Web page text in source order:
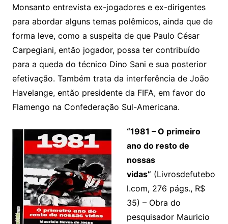
Monsanto entrevista ex-jogadores e ex-dirigentes
para abordar alguns temas polêmicos, ainda que de
forma leve, como a suspeita de que Paulo César
Carpegiani, então jogador, possa ter contribuído
para a queda do técnico Dino Sani e sua posterior
efetivação. Também trata da interferência de João
Havelange, então presidente da FIFA, em favor do
Flamengo na Confederação Sul-Americana.
“1981 – O primeiro
ano do resto de
nossas
vidas” (Livrosdefutebo
l.com, 276 págs., R$
35) – Obra do
pesquisador Mauricio